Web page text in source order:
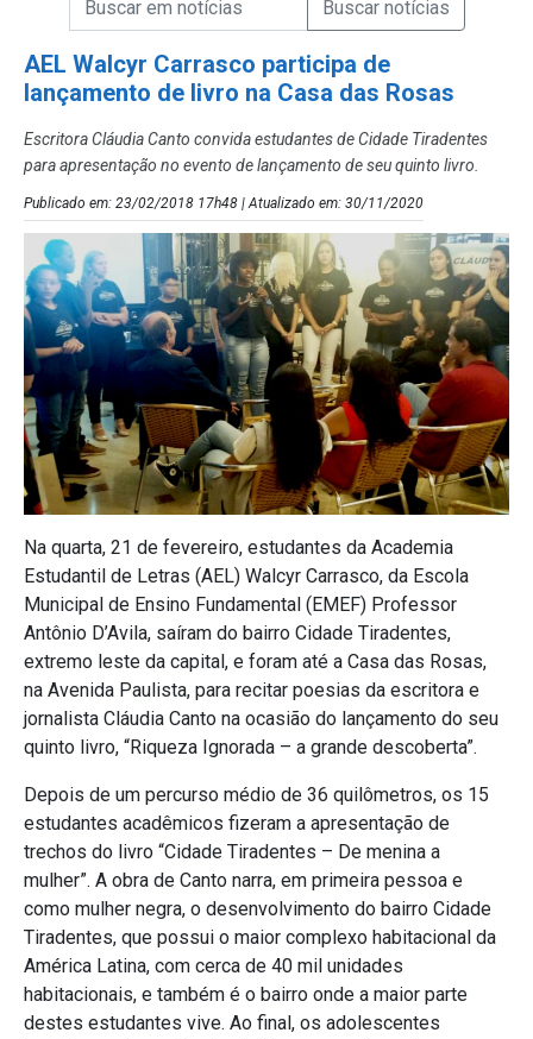
AEL Walcyr Carrasco participa de
lançamento de livro na Casa das Rosas
Escritora Cláudia Canto convida estudantes de Cidade Tiradentes
para apresentação no evento de lançamento de seu quinto livro.
Publicado em: 23/02/2018 17h48 | Atualizado em: 30/11/2020
Na quarta, 21 de fevereiro, estudantes da Academia
Estudantil de Letras (AEL) Walcyr Carrasco, da Escola
Municipal de Ensino Fundamental (EMEF) Professor
Antônio D’Avila, saíram do bairro Cidade Tiradentes,
extremo leste da capital, e foram até a Casa das Rosas,
na Avenida Paulista, para recitar poesias da escritora e
jornalista Cláudia Canto na ocasião do lançamento do seu
quinto livro, “Riqueza Ignorada – a grande descoberta”.
Depois de um percurso médio de 36 quilômetros, os 15
estudantes acadêmicos fizeram a apresentação de
trechos do livro “Cidade Tiradentes – De menina a
mulher”. A obra de Canto narra, em primeira pessoa e
como mulher negra, o desenvolvimento do bairro Cidade
Tiradentes, que possui o maior complexo habitacional da
América Latina, com cerca de 40 mil unidades
habitacionais, e também é o bairro onde a maior parte
destes estudantes vive. Ao final, os adolescentes